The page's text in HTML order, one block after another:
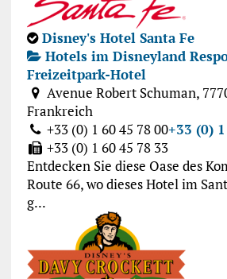
Disney's Hotel Santa Fe
Hotels im Disneyland
Freizeitpark-Hotel
Avenue Robert Schuman,
Frankreich
+33 (0) 1 60 45 78 00+33 (0)
+33 (0) 1 60 45 78 33
Entdecken Sie diese Oase des
Route 66, wo dieses Hotel im
g...